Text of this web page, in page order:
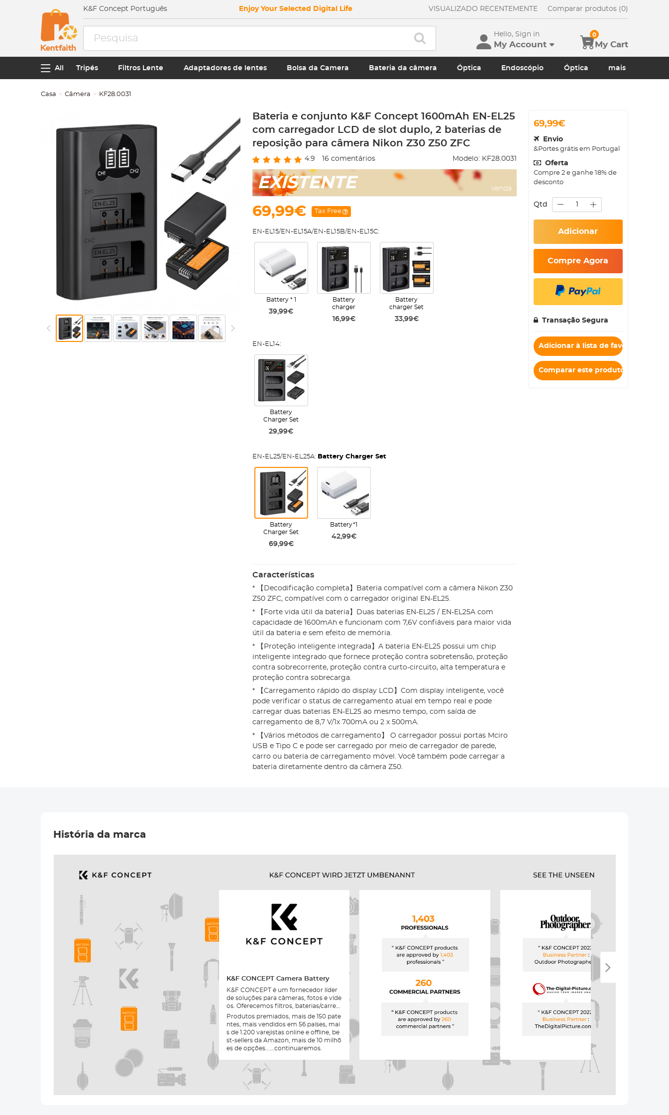
K&F Concept Português Enjoy Your Selected Digital Life VISUALIZADO RECENTEMENTE Comparar produtos (0)
Hello, Sign in
My Account My Cart
0
All Tripés Filtros Lente Adaptadores de lentes Bolsa da Camera Bateria da câmera Óptica Endoscópio Óptica mais
Casa Câmera KF28.0031
Bateria e conjunto K&F Concept 1600mAh EN-EL25
com carregador LCD de slot duplo, 2 baterias de
reposição para câmera Nikon Z30 Z50 ZFC
4.9 16 comentários Modelo: KF28.0031
EXISTENTE venda
69,99€ Tax Free
EN-EL15/EN-EL15A/EN-EL15B/EN-EL15C:
Battery * 1
39,99€
Battery
charger
16,99€
Battery
charger Set
33,99€
EN-EL14:
Battery
Charger Set
29,99€
EN-EL25/EN-EL25A: Battery Charger Set
Battery
Charger Set
69,99€
Battery*1
42,99€
Características
* 【Decodificação completa】Bateria compatível com a câmera Nikon Z30
Z50 ZFC, compatível com o carregador original EN-EL25.
* 【Forte vida útil da bateria】Duas baterias EN-EL25 / EN-EL25A com
capacidade de 1600mAh e funcionam com 7,6V confiáveis ​​para maior vida
útil da bateria e sem efeito de memória.
* 【Proteção inteligente integrada】A bateria EN-EL25 possui um chip
inteligente integrado que fornece proteção contra sobretensão, proteção
contra sobrecorrente, proteção contra curto-circuito, alta temperatura e
proteção contra sobrecarga.
* 【Carregamento rápido do display LCD】Com display inteligente, você
pode verificar o status de carregamento atual em tempo real e pode
carregar duas baterias EN-EL25 ao mesmo tempo, com saída de
carregamento de 8,7 V/1x 700mA ou 2 x 500mA.
* 【Vários métodos de carregamento】 O carregador possui portas Mciro
USB e Tipo C e pode ser carregado por meio de carregador de parede,
carro ou bateria de carregamento móvel. Você também pode carregar a
bateria diretamente dentro da câmera Z50.
69,99€
Envio
&Portes grátis em Portugal
Oferta
Compre 2 e ganhe 18% de
desconto
Qtd
Adicionar
Compre Agora
Transação Segura
Adicionar à lista de favoritos
Comparar este produto
História da marca
K&F CONCEPT Camera Battery
K&F CONCEPT é um fornecedor líder
de soluções para câmeras, fotos e víde
os. Oferecemos filtros, baterias/carreg
adores, tripés, mochilas, adaptadores
e muito mais, todos feitos de acordo c
om altos padrões.
Produtos premiados, mais de 150 pate
ntes, mais vendidos em 56 países, mai
s de 1.200 varejistas online e offline, be
st-sellers da Amazon, mais de 10 milhõ
es de opções......continuaremos.